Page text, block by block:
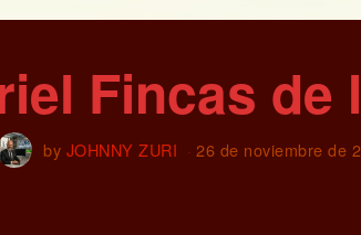
Fincas de
by JOHNNY ZURI 26 de noviembre de